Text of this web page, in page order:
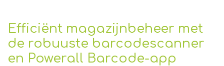
Efficiënt magazijnbeheer met
de robuuste barcodescanner
en Powerall Barcode-app